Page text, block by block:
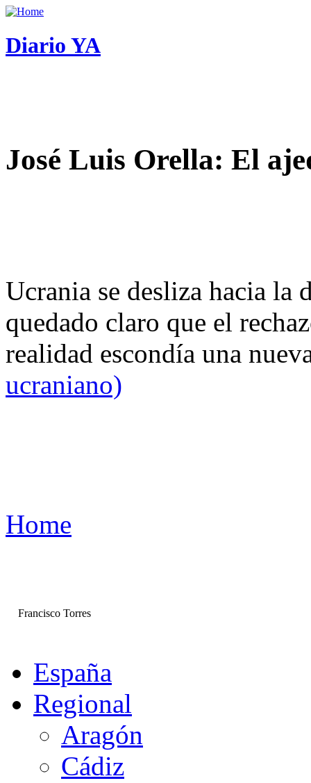
Diario YA
José Luis Orella: El
Ucrania se desliza hacia
quedado claro que el
realidad escondía una
ucraniano)
Home
Francisco Torres
España
Regional
Aragón
Cádiz